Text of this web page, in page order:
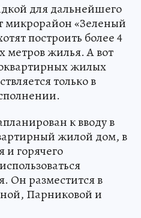
для дальнейшего
микрорайон «Зеленый
построить более 4
метров жилья. А вот
жилых
только в
к вводу в
жилой дом, в
и горячего
Он разместится в
Парниковой и